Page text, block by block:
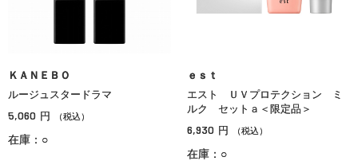
ＫＡＮＥＢＯ
ルージュスタードラマ
5,060 円 （税込）
在庫：○
ｅｓｔ
エスト ＵＶプロテクション ミ
ルク セットａ＜限定品＞
6,930 円 （税込）
在庫：○